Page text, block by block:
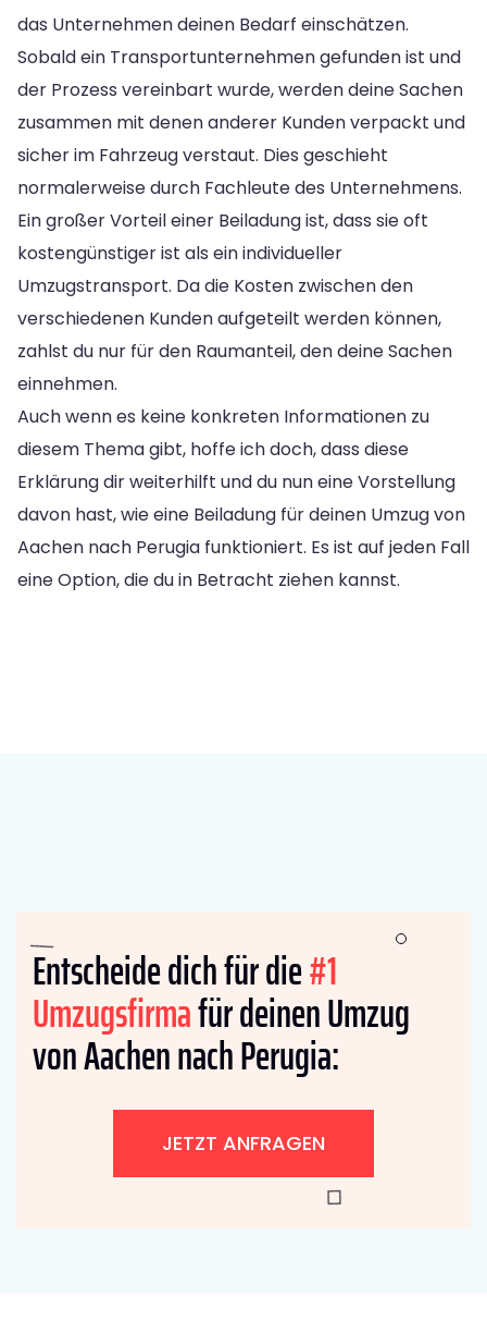
das Unternehmen deinen Bedarf einschätzen.
Sobald ein Transportunternehmen gefunden ist und
der Prozess vereinbart wurde, werden deine Sachen
zusammen mit denen anderer Kunden verpackt und
sicher im Fahrzeug verstaut. Dies geschieht
normalerweise durch Fachleute des Unternehmens.
Ein großer Vorteil einer Beiladung ist, dass sie oft
kostengünstiger ist als ein individueller
Umzugstransport. Da die Kosten zwischen den
verschiedenen Kunden aufgeteilt werden können,
zahlst du nur für den Raumanteil, den deine Sachen
einnehmen.
Auch wenn es keine konkreten Informationen zu
diesem Thema gibt, hoffe ich doch, dass diese
Erklärung dir weiterhilft und du nun eine Vorstellung
davon hast, wie eine Beiladung für deinen Umzug von
Aachen nach Perugia funktioniert. Es ist auf jeden Fall
eine Option, die du in Betracht ziehen kannst.
Entscheide dich für die#1
Umzugsfirmafür deinen Umzug
von Aachen nach Perugia:
JETZT ANFRAGEN